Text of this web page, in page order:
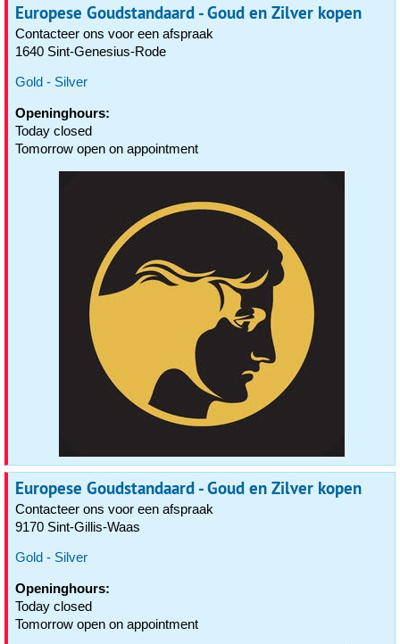
Europese Goudstandaard - Goud en Zilver kopen
Contacteer ons voor een afspraak
1640 Sint-Genesius-Rode
Gold - Silver
Openinghours:
Today closed
Tomorrow open on appointment
Europese Goudstandaard - Goud en Zilver kopen
Contacteer ons voor een afspraak
9170 Sint-Gillis-Waas
Gold - Silver
Openinghours:
Today closed
Tomorrow open on appointment